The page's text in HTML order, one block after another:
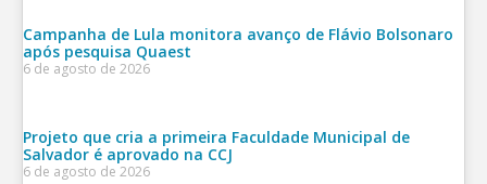
Campanha de Lula monitora avanço de Flávio Bolsonaro
após pesquisa Quaest
6 de agosto de 2026
Projeto que cria a primeira Faculdade Municipal de
Salvador é aprovado na CCJ
6 de agosto de 2026